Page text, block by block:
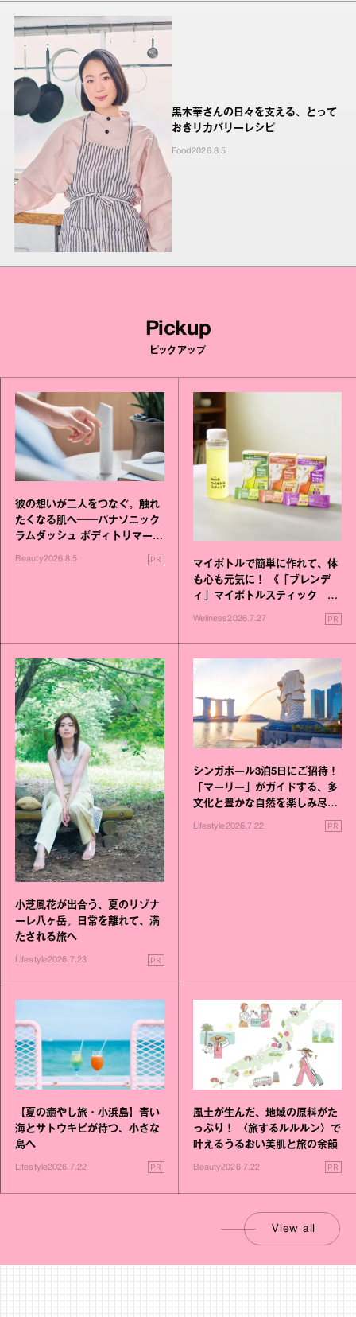
黒木華さんの日々を支える、とって
おきリカバリーレシピ
Food2026.8.5
Pickup
ピックアップ
彼の想いが二人をつなぐ。触れ
たくなる肌へ──パナソニック
ラムダッシュ ボディトリマーが
Beauty2026.8.5 PR
マイボトルで簡単に作れて、体
も心も元気に！ 《「ブレンデ
ィ」マイボトルスティック い
いこと毎日》シリーズが誕生
Wellness2026.7.27 PR
小芝風花が出合う、夏のリゾナ
ーレ八ヶ岳。日常を離れて、満
たされる旅へ
Lifestyle2026.7.23 PR
シンガポール3泊5日にご招待！
「マーリー」がガイドする、多
文化と豊かな自然を楽しみ尽く
Lifestyle2026.7.22 PR
【夏の癒やし旅・小浜島】青い
海とサトウキビが待つ、小さな
島へ
Lifestyle2026.7.22 PR
風土が生んだ、地域の原料がた
っぷり！ 〈旅するルルルン〉で
叶えるうるおい美肌と旅の余韻
Beauty2026.7.22 PR
View all